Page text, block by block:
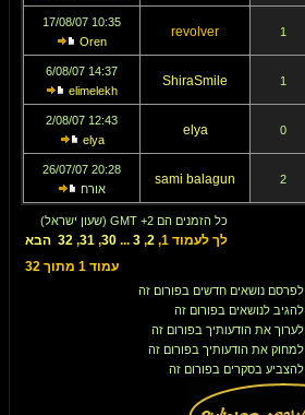
1
revolver
10:35 17/08/07
Oren
1
ShiraSmile
14:37 6/08/07
elimelekh
0
elya
12:43 2/08/07
elya
2
sami balagun
20:28 26/07/07
אורח
כל הזמנים הם GMT +2 (שעון ישראל)
לך לעמוד 1
,
2
,
3
...
30
,
31
,
32 הבא
עמוד 1 מתוך 32
לפרסם נושאים חדשים בפורום זה
להגיב לנושאים בפורום זה
לערוך את הודעותיך בפורום זה
למחוק את הודעותיך בפורום זה
להצביע בסקרים בפורום זה